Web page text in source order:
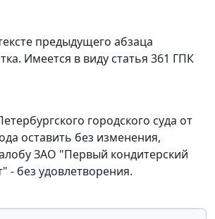
предыдущего абзаца
Имеется в виду статья 361 ГПК
городского суда от
оставить без изменения,
ЗАО "Первый кондитерский
- без удовлетворения.